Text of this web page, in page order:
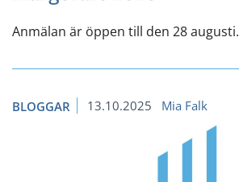
Anmälan är öppen till den 28 augusti.
BLOGGAR 13.10.2025 Mia Falk